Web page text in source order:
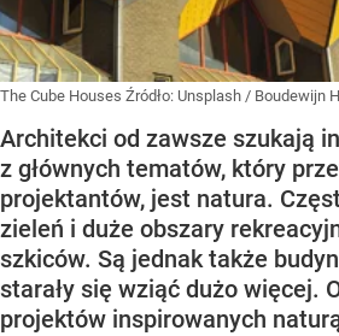
The Cube Houses Źródło: Unsplash / Boudewijn
Architekci od zawsze szukają
z głównych tematów, który
projektantów, jest natura.
zieleń i duże obszary
szkiców. Są jednak także
starały się wziąć dużo więcej.
projektów inspirowanych